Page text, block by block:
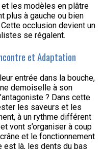
les modèles en plâtre
plus à gauche ou bien
occlusion devient un
se régalent.
et Adaptation
entrée dans la bouche,
demoiselle à son
? Dans cette
les saveurs et les
à un rythme différent
vont s’organiser à coup
et le fonctionnement
est là, les dents du bas